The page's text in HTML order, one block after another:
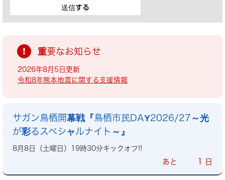
重要なお知らせ
2026年8月5日更新
令和8年熊本地震に関する支援情報
サガン鳥栖開幕戦『鳥栖市民DAY2026/27～光
が彩るスペシャルナイト～』
8月8日（土曜日）19時30分キックオフ!!
あと 1 日